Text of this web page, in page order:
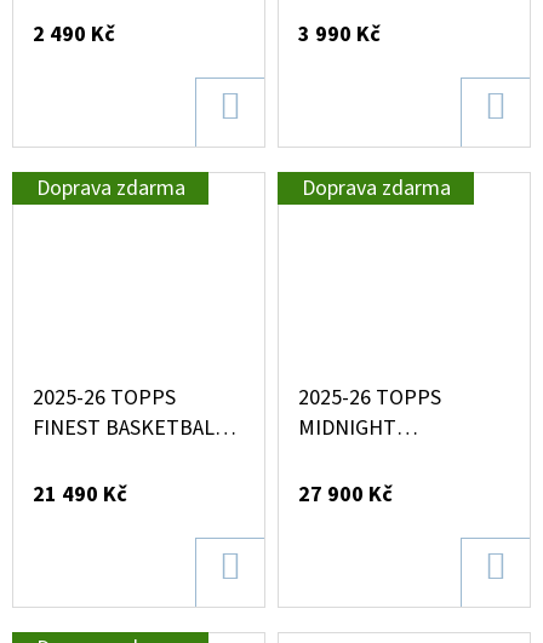
BOX
2 490 Kč
KOŠÍKU
3 990 Kč
Doprava zdarma
2025-26 TOPPS
FINEST BASKETBALL
21 490 Kč
KOŠÍKU
Doprava zdarma
2025-26 TOPPS
MIDNIGHT
BOX
27 900 Kč